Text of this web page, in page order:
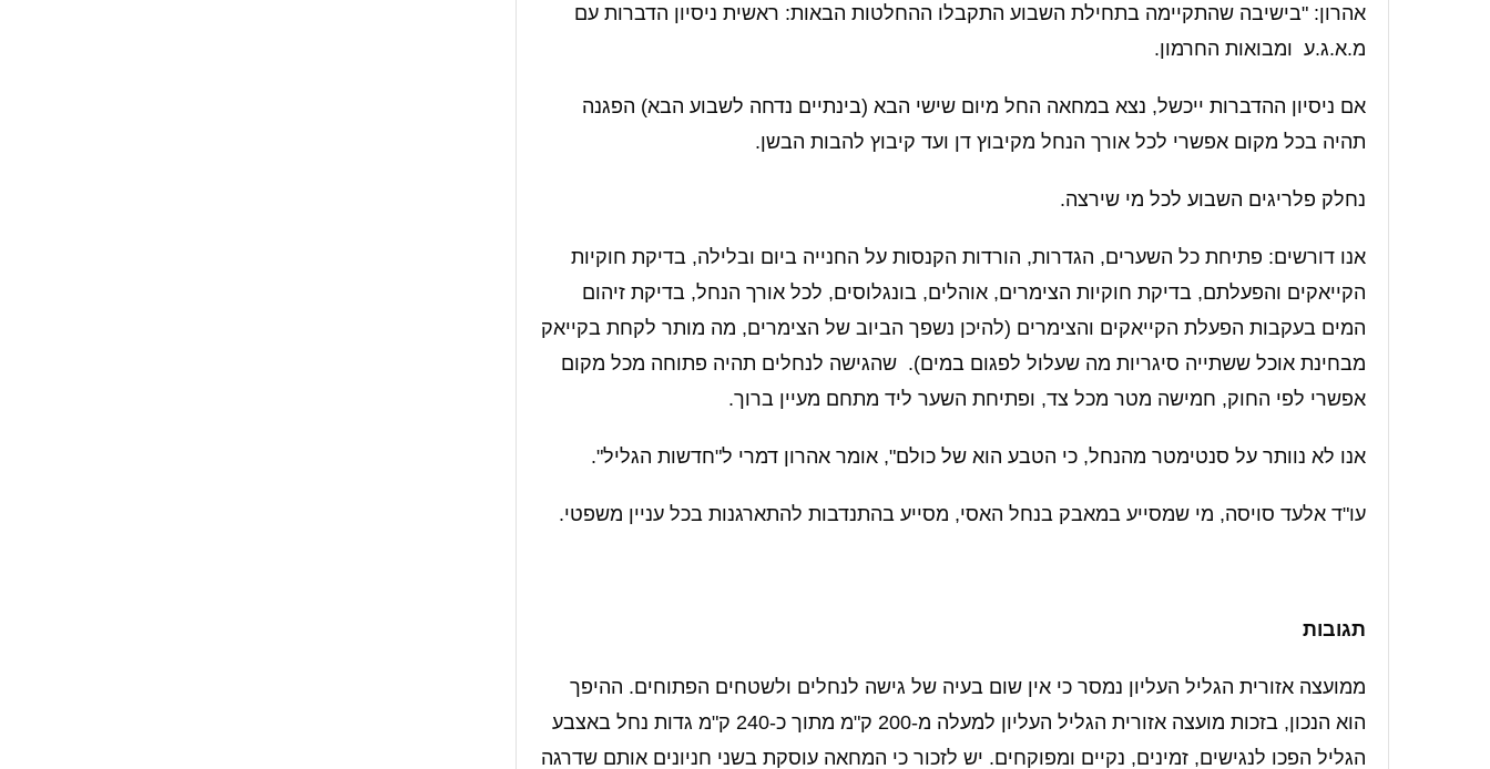
אהרון: "בישיבה שהתקיימה בתחילת השבוע התקבלו ההחלטות הבאות: ראשית ניסיון הדברות עם
מ.א.ג.ע ומבואות החרמון.
אם ניסיון ההדברות ייכשל, נצא במחאה החל מיום שישי הבא (בינתיים נדחה לשבוע הבא) הפגנה
תהיה בכל מקום אפשרי לכל אורך הנחל מקיבוץ דן ועד קיבוץ להבות הבשן.
נחלק פלריגים השבוע לכל מי שירצה.
אנו דורשים: פתיחת כל השערים, הגדרות, הורדות הקנסות על החנייה ביום ובלילה, בדיקת חוקיות
הקייאקים והפעלתם, בדיקת חוקיות הצימרים, אוהלים, בונגלוסים, לכל אורך הנחל, בדיקת זיהום
המים בעקבות הפעלת הקייאקים והצימרים (להיכן נשפך הביוב של הצימרים, מה מותר לקחת בקייאק
מבחינת אוכל ששתייה סיגריות מה שעלול לפגום במים). שהגישה לנחלים תהיה פתוחה מכל מקום
אפשרי לפי החוק, חמישה מטר מכל צד, ופתיחת השער ליד מתחם מעיין ברוך.
אנו לא נוותר על סנטימטר מהנחל, כי הטבע הוא של כולם", אומר אהרון דמרי ל"חדשות הגליל".
עו"ד אלעד סויסה, מי שמסייע במאבק בנחל האסי, מסייע בהתנדבות להתארגנות בכל עניין משפטי.
תגובות
ממועצה אזורית הגליל העליון נמסר כי אין שום בעיה של גישה לנחלים ולשטחים הפתוחים. ההיפך
הוא הנכון, בזכות מועצה אזורית הגליל העליון למעלה מ-200 ק"מ מתוך כ-240 ק"מ גדות נחל באצבע
הגליל הפכו לנגישים, זמינים, נקיים ומפוקחים. יש לזכור כי המחאה עוסקת בשני חניונים אותם שדרגה